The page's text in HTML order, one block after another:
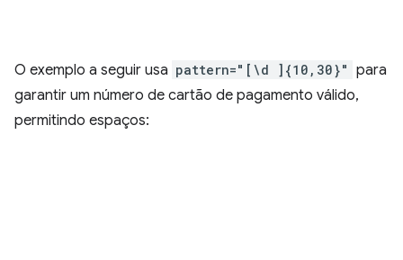
O exemplo a seguir usa pattern="[\d ]{10,30}" para
garantir um número de cartão de pagamento válido,
permitindo espaços: